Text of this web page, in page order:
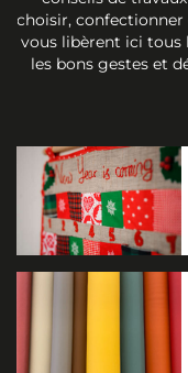
choisir, confectionner
vous libèrent ici tous
les bons gestes et